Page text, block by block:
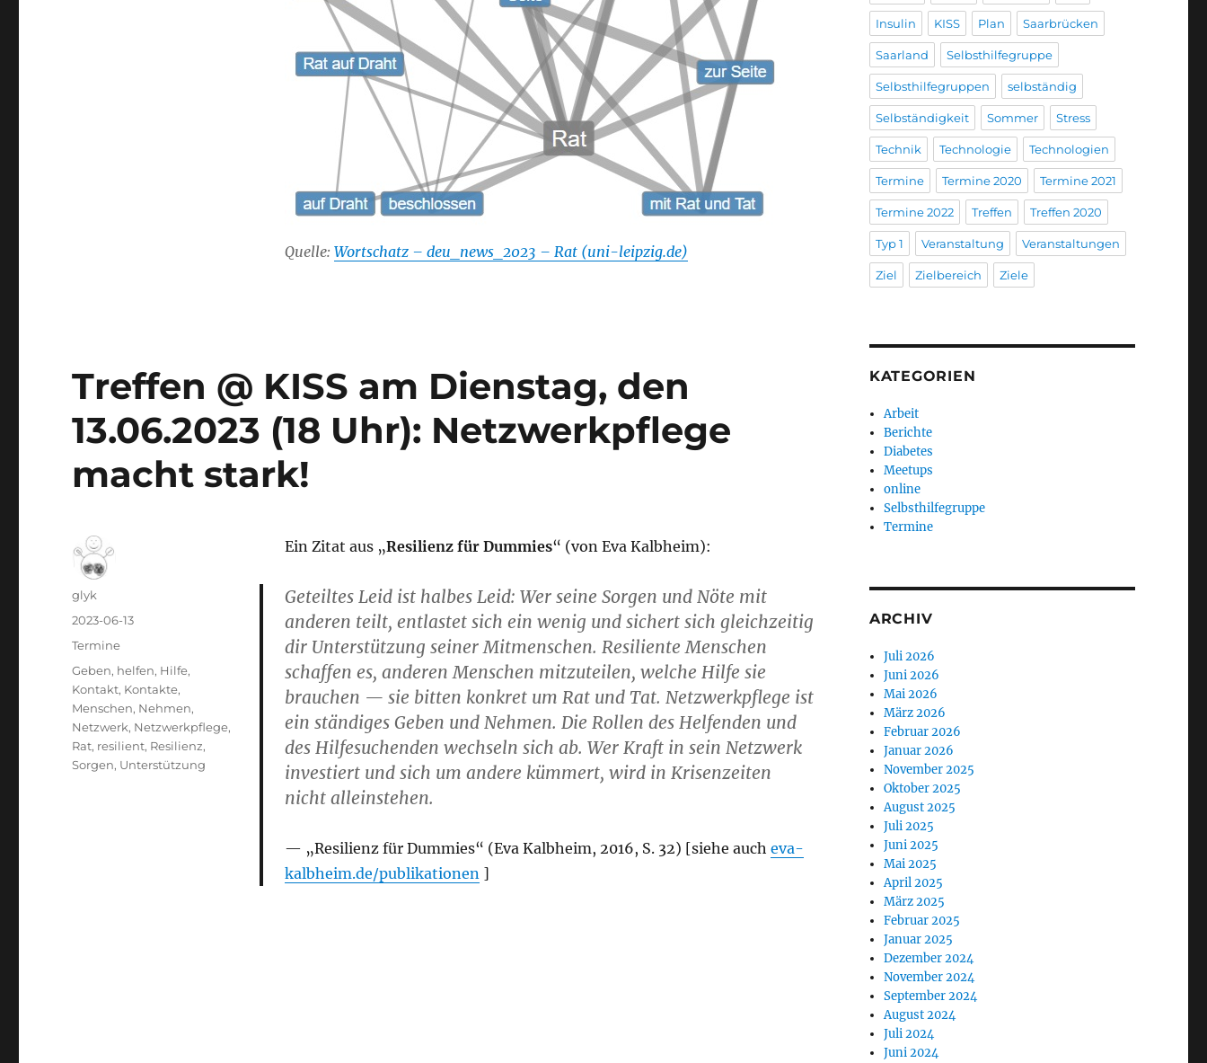
Quelle: Wortschatz – deu_news_2023 – Rat (uni-leipzig.de)
Treffen @ KISS am Dienstag, den
13.06.2023 (18 Uhr): Netzwerkpflege
macht stark!
Ein Zitat aus „Resilienz für Dummies“ (von Eva Kalbheim):
Geteiltes Leid ist halbes Leid: Wer seine Sorgen und Nöte mit
anderen teilt, entlastet sich ein wenig und sichert sich gleichzeitig
dir Unterstützung seiner Mitmenschen. Resiliente Menschen
schaffen es, anderen Menschen mitzuteilen, welche Hilfe sie
brauchen — sie bitten konkret um Rat und Tat. Netzwerkpflege ist
ein ständiges Geben und Nehmen. Die Rollen des Helfenden und
des Hilfesuchenden wechseln sich ab. Wer Kraft in sein Netzwerk
investiert und sich um andere kümmert, wird in Krisenzeiten
nicht alleinstehen.
„Resilienz für Dummies“ (Eva Kalbheim, 2016, S. 32) [siehe auch eva-
kalbheim.de/publikationen ]
Autor
glyk
Veröffentlicht
2023-06-13
Kategorien
Termine
Schlagwörter
Geben, helfen, Hilfe,
Kontakt, Kontakte,
Menschen, Nehmen,
Netzwerk, Netzwerkpflege,
Rat, resilient, Resilienz,
Sorgen, Unterstützung
Insulin KISS Plan Saarbrücken
Saarland Selbsthilfegruppe
Selbsthilfegruppen selbständig
Selbständigkeit Sommer Stress
Technik Technologie Technologien
Termine Termine 2020 Termine 2021
Termine 2022 Treffen Treffen 2020
Typ 1 Veranstaltung Veranstaltungen
Ziel Zielbereich Ziele
KATEGORIEN
Arbeit
Berichte
Diabetes
Meetups
online
Selbsthilfegruppe
Termine
ARCHIV
Juli 2026
Juni 2026
Mai 2026
März 2026
Februar 2026
Januar 2026
November 2025
Oktober 2025
August 2025
Juli 2025
Juni 2025
Mai 2025
April 2025
März 2025
Februar 2025
Januar 2025
Dezember 2024
November 2024
September 2024
August 2024
Juli 2024
Juni 2024